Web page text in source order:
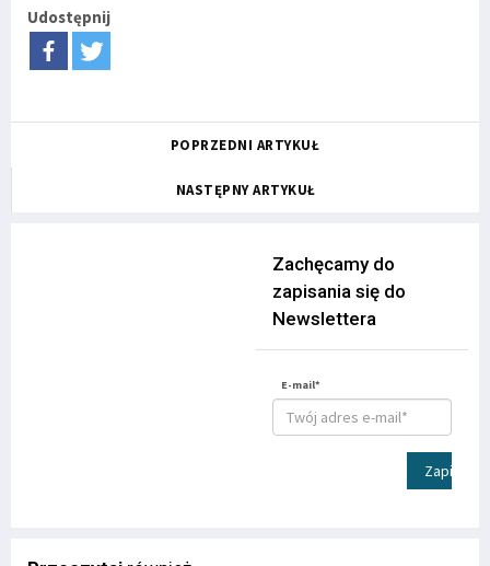
Udostępnij
POPRZEDNI ARTYKUŁ
NASTĘPNY ARTYKUŁ
Zachęcamy do
zapisania się do
Newslettera
E-mail*
Zapisz